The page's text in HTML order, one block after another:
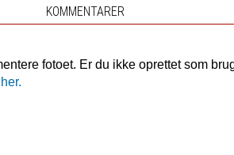
KOMMENTARER
fotoet. Er du ikke oprettet som
her.